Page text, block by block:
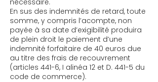
En sus des indemnités de retard, toute
somme, y compris l’acompte, non
payée à sa date d’exigibilité produira
de plein droit le paiement d’une
indemnité forfaitaire de 40 euros due
au titre des frais de recouvrement
(articles 441-6, I alinéa 12 et D. 441-5 du
code de commerce).